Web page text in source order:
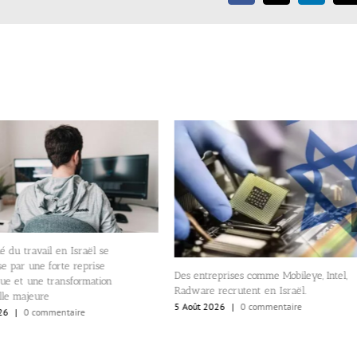
du travail en Israël se
par une forte reprise
et une transformation
majeure
| 0 commentaire
Des entreprises comme Mobileye, Intel,
Radware recrutent en Israël.
5 Août 2026 | 0 commentaire